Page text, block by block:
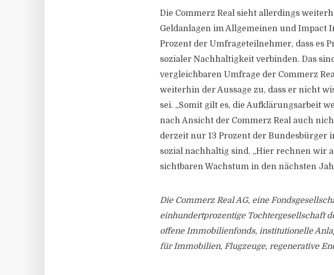
Die Commerz Real sieht allerdings
Geldanlagen im Allgemeinen und Impact
Prozent der Umfrageteilnehmer, dass es
sozialer Nachhaltigkeit verbinden. Das
vergleichbaren Umfrage der Commerz
weiterhin der Aussage zu, dass er nicht
sei. „Somit gilt es, die Aufklärungsarbeit
nach Ansicht der Commerz Real auch
derzeit nur 13 Prozent der Bundesbürger
sozial nachhaltig sind. „Hier rechnen wir
sichtbaren Wachstum in den nächsten
Die Commerz Real AG, eine
einhundertprozentige Tochtergesellschaft
offene Immobilienfonds, institutionelle
für Immobilien, Flugzeuge, regenerative